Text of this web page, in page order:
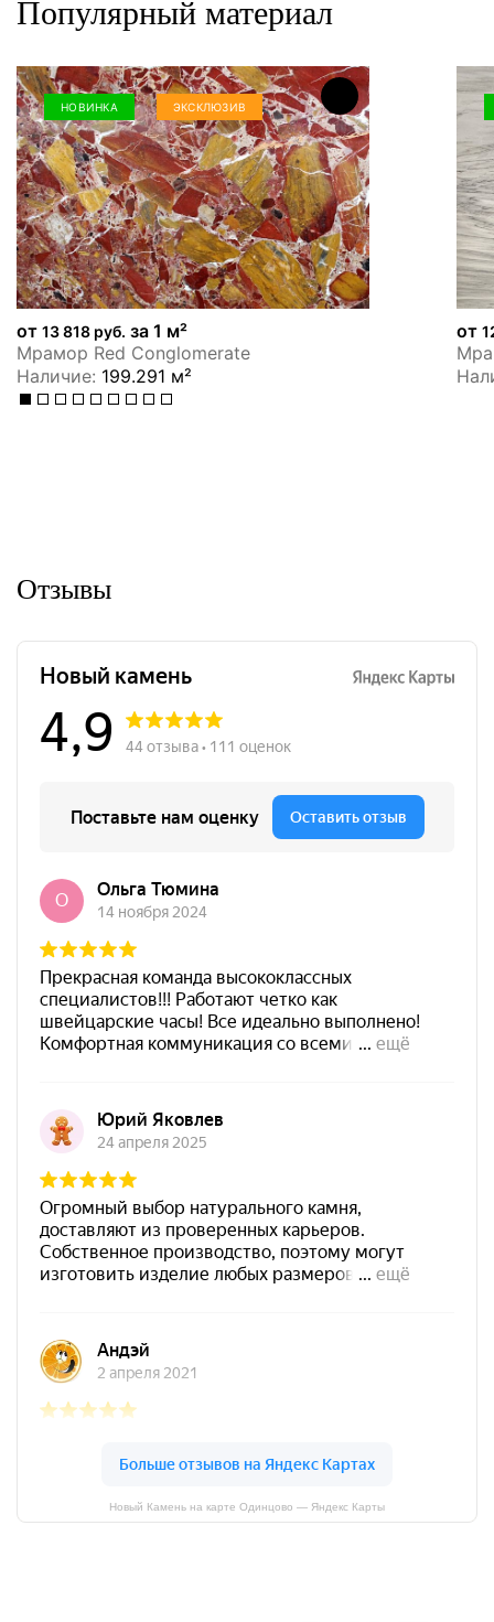
Популярный материал
НОВИНКА ЭКСКЛЮЗИВ
от13 818 руб. за 1 м²
Мрамор Red Conglomerate
Наличие: 199.291 м²
от
Отзывы
Новый Камень на карте Одинцово — Яндекс Карты